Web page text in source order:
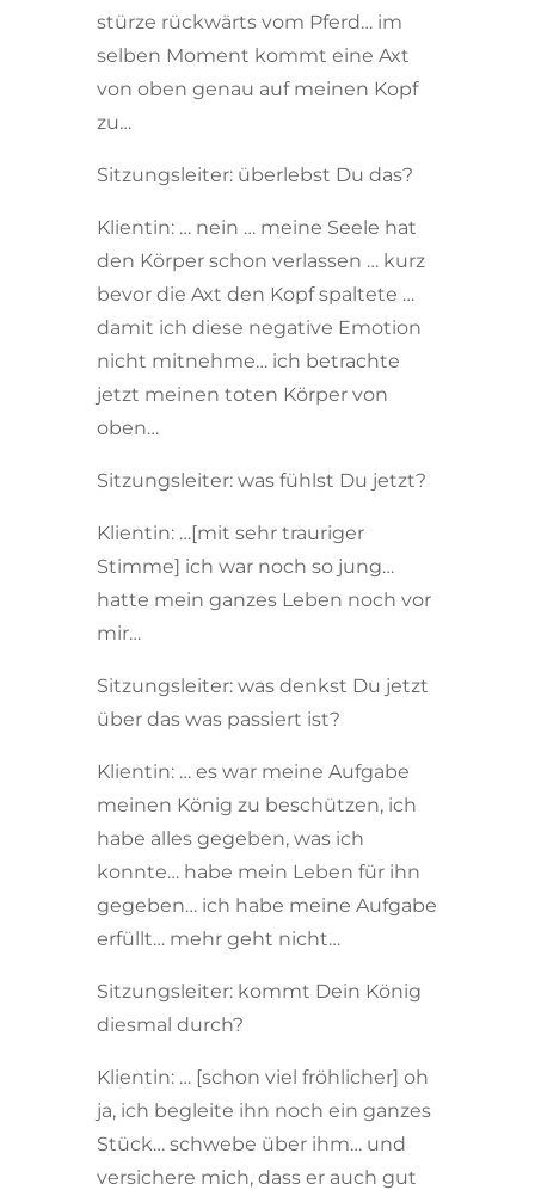
stürze rückwärts vom Pferd… im
selben Moment kommt eine Axt
von oben genau auf meinen Kopf
zu…
Sitzungsleiter: überlebst Du das?
Klientin: … nein … meine Seele hat
den Körper schon verlassen … kurz
bevor die Axt den Kopf spaltete …
damit ich diese negative Emotion
nicht mitnehme… ich betrachte
jetzt meinen toten Körper von
oben…
Sitzungsleiter: was fühlst Du jetzt?
Klientin: …[mit sehr trauriger
Stimme] ich war noch so jung…
hatte mein ganzes Leben noch vor
mir…
Sitzungsleiter: was denkst Du jetzt
über das was passiert ist?
Klientin: … es war meine Aufgabe
meinen König zu beschützen, ich
habe alles gegeben, was ich
konnte… habe mein Leben für ihn
gegeben… ich habe meine Aufgabe
erfüllt… mehr geht nicht…
Sitzungsleiter: kommt Dein König
diesmal durch?
Klientin: … [schon viel fröhlicher] oh
ja, ich begleite ihn noch ein ganzes
Stück… schwebe über ihm… und
versichere mich, dass er auch gut